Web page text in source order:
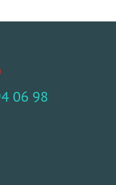
06 98